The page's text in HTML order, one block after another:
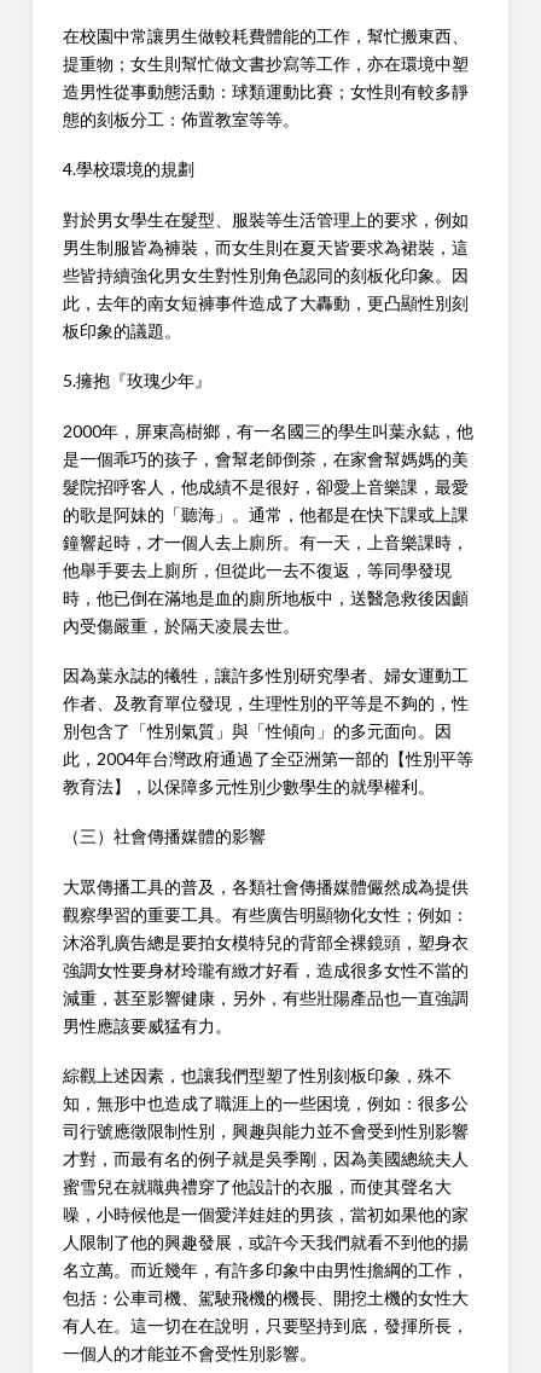
在校園中常讓男生做較耗費體能的工作，幫忙搬東西、
提重物；女生則幫忙做文書抄寫等工作，亦在環境中塑
造男性從事動態活動：球類運動比賽；女性則有較多靜
態的刻板分工：佈置教室等等。
4.學校環境的規劃
對於男女學生在髮型、服裝等生活管理上的要求，例如
男生制服皆為褲裝，而女生則在夏天皆要求為裙裝，這
些皆持續強化男女生對性別角色認同的刻板化印象。因
此，去年的南女短褲事件造成了大轟動，更凸顯性別刻
板印象的議題。
5.擁抱『玫瑰少年』
2000年，屏東高樹鄉，有一名國三的學生叫葉永鋕，他
是一個乖巧的孩子，會幫老師倒茶，在家會幫媽媽的美
髮院招呼客人，他成績不是很好，卻愛上音樂課，最愛
的歌是阿妹的「聽海」。通常，他都是在快下課或上課
鐘響起時，才一個人去上廁所。有一天，上音樂課時，
他舉手要去上廁所，但從此一去不復返，等同學發現
時，他已倒在滿地是血的廁所地板中，送醫急救後因顱
內受傷嚴重，於隔天凌晨去世。
因為葉永誌的犧牲，讓許多性別研究學者、婦女運動工
作者、及教育單位發現，生理性別的平等是不夠的，性
別包含了「性別氣質」與「性傾向」的多元面向。因
此，2004年台灣政府通過了全亞洲第一部的【性別平等
教育法】，以保障多元性別少數學生的就學權利。
（三）社會傳播媒體的影響
大眾傳播工具的普及，各類社會傳播媒體儼然成為提供
觀察學習的重要工具。有些廣告明顯物化女性；例如：
沐浴乳廣告總是要拍女模特兒的背部全裸鏡頭，塑身衣
強調女性要身材玲瓏有緻才好看，造成很多女性不當的
減重，甚至影響健康，另外，有些壯陽產品也一直強調
男性應該要威猛有力。
綜觀上述因素，也讓我們型塑了性別刻板印象，殊不
知，無形中也造成了職涯上的一些困境，例如：很多公
司行號應徵限制性別，興趣與能力並不會受到性別影響
才對，而最有名的例子就是吳季剛，因為美國總統夫人
蜜雪兒在就職典禮穿了他設計的衣服，而使其聲名大
噪，小時候他是一個愛洋娃娃的男孩，當初如果他的家
人限制了他的興趣發展，或許今天我們就看不到他的揚
名立萬。而近幾年，有許多印象中由男性擔綱的工作，
包括：公車司機、駕駛飛機的機長、開挖土機的女性大
有人在。這一切在在說明，只要堅持到底，發揮所長，
一個人的才能並不會受性別影響。